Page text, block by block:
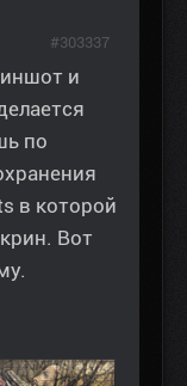
и
по
в которой
Вот
#303337